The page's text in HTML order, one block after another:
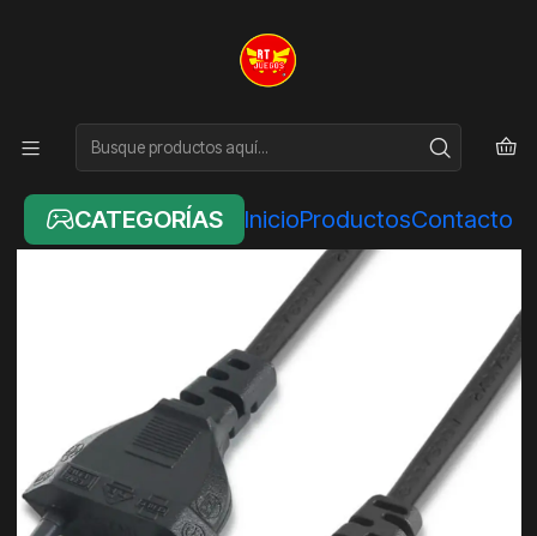
CATEGORÍAS InicioProductosContacto